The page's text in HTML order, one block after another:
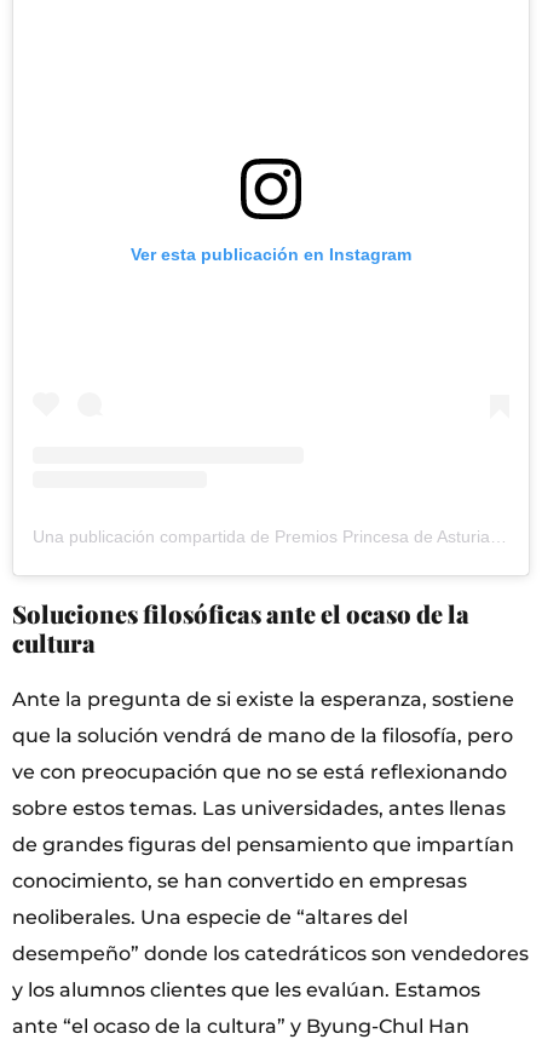
Ver esta publicación en Instagram
Soluciones filosóficas ante el ocaso de la
cultura
Ante la pregunta de si existe la esperanza, sostiene
que la solución vendrá de mano de la filosofía, pero
ve con preocupación que no se está reflexionando
sobre estos temas. Las universidades, antes llenas
de grandes figuras del pensamiento que impartían
conocimiento, se han convertido en empresas
neoliberales. Una especie de “altares del
desempeño” donde los catedráticos son vendedores
y los alumnos clientes que les evalúan. Estamos
ante “el ocaso de la cultura” y Byung-Chul Han